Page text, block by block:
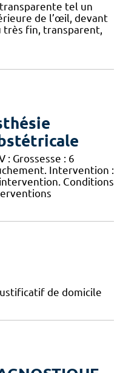
tel un
de l’œil, devant
très fin, transparent,
: Grossesse : 6
Intervention :
Conditions
de domicile